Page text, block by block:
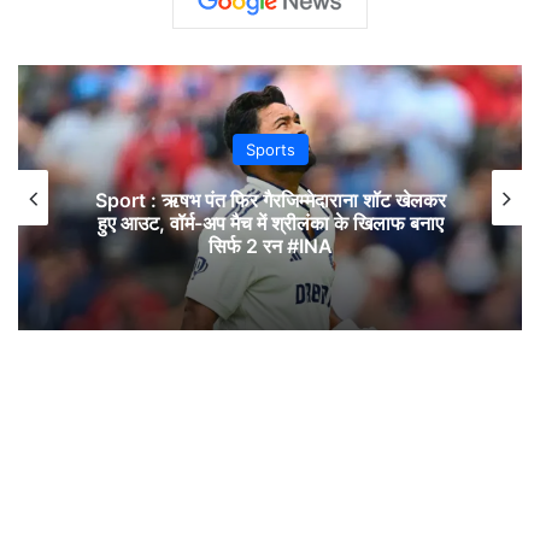
Sports
Sport : ऋषभ पंत फिर गैरजिम्मेदाराना शॉट खेलकर
हुए आउट, वॉर्म-अप मैच में श्रीलंका के खिलाफ बनाए
सिर्फ 2 रन #INA